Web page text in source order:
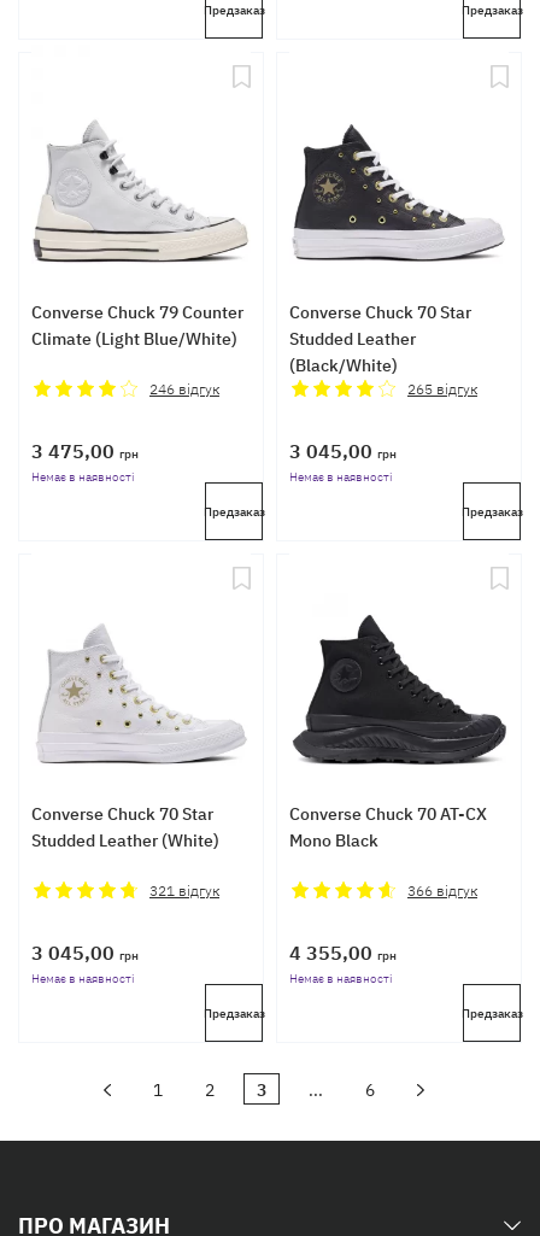
Предзаказ Предзаказ
Converse Chuck 79 Counter
Climate (Light Blue/White)
246 відгук
3 475,00 грн
Немає в наявності
Предзаказ
Converse Chuck 70 Star
Studded Leather
(Black/White)
265 відгук
3 045,00 грн
Немає в наявності
Предзаказ
Converse Chuck 70 Star
Studded Leather (White)
321 відгук
3 045,00 грн
Немає в наявності
Предзаказ
Converse Chuck 70 AT-CX
Mono Black
366 відгук
4 355,00 грн
Немає в наявності
Предзаказ
1 2 3 ... 6
ПРО МАГАЗИН